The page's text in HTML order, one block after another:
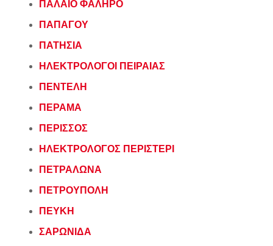
ΠΑΛΑΙΟ ΦΑΛΗΡΟ
ΠΑΠΑΓΟΥ
ΠΑΤΗΣΙΑ
ΗΛΕΚΤΡΟΛΟΓΟΙ ΠΕΙΡΑΙΑΣ
ΠΕΝΤΕΛΗ
ΠΕΡΑΜΑ
ΠΕΡΙΣΣΟΣ
ΗΛΕΚΤΡΟΛΟΓΟΣ ΠΕΡΙΣΤΕΡΙ
ΠΕΤΡΑΛΩΝΑ
ΠΕΤΡΟΥΠΟΛΗ
ΠΕΥΚΗ
ΣΑΡΩΝΙΔΑ